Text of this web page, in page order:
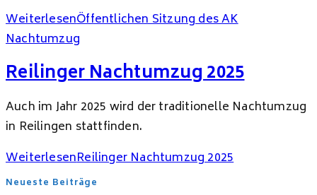
WeiterlesenÖffentlichen Sitzung des AK
Nachtumzug
Reilinger Nachtumzug 2025
Auch im Jahr 2025 wird der traditionelle Nachtumzug
in Reilingen stattfinden.
WeiterlesenReilinger Nachtumzug 2025
Neueste Beiträge